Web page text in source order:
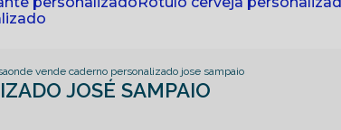
onde vende caderno personalizado jose sampaio
JOSÉ SAMPAIO